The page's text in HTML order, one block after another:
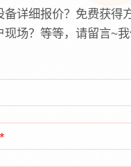
详细报价？免费获得
现场？等等，请留言~